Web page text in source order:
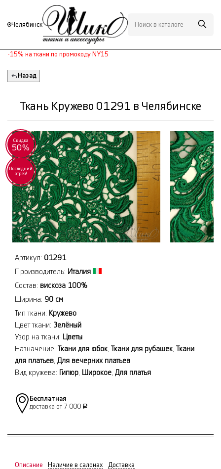
Челябинск
-15% на ткани по промокоду NY15
Назад
Ткань Кружево 01291 в Челябинске
Скидка
50%
Последний
отрез!
Артикул: 01291
Производитель: Италия
Состав: вискоза 100%
Ширина: 90 см
Тип ткани: Кружево
Цвет ткани: Зелёный
Узор на ткани: Цветы
Назначение:
Ткани для юбок Ткани для рубашек
Ткани
для платьев Для вечерних платьев
Вид кружева:
Гипюр Широкое Для платья
Бесплатная
доставка от 7 000 Р
Описание Наличие в салонах Доставка